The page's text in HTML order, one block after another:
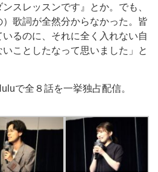
スレッスンです』とか。でも、
歌詞が全然分からなかった。皆
るのに、それに全く入れない自
ことしたなって思いました」と
で全８話を一挙独占配信。